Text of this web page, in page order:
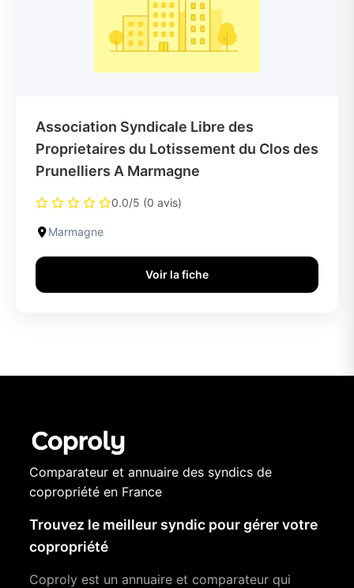
Association Syndicale Libre des
Proprietaires du Lotissement du Clos des
Prunelliers A Marmagne
0.0/5 (0 avis)
Marmagne
Voir la fiche
Comparateur et annuaire des syndics de
copropriété en France
Trouvez le meilleur syndic pour gérer votre
copropriété
Coproly est un annuaire et comparateur qui